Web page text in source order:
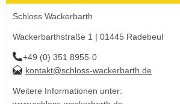
Schloss Wackerbarth
Wackerbarthstraße 1 | 01445 Radebeul
+49 (0) 351 8955-0
kontakt@schloss-wackerbarth.de
Weitere Informationen unter: